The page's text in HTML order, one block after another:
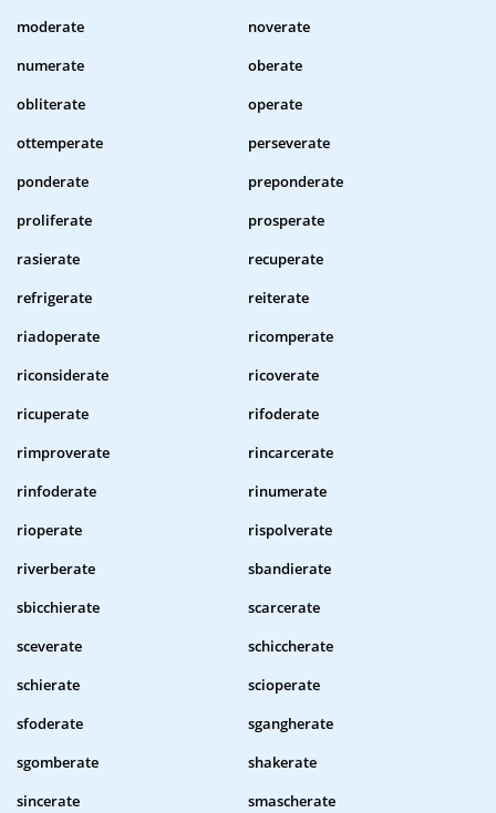
moderate
noverate
numerate
oberate
obliterate
operate
ottemperate
perseverate
ponderate
preponderate
proliferate
prosperate
rasierate
recuperate
refrigerate
reiterate
riadoperate
ricomperate
riconsiderate
ricoverate
ricuperate
rifoderate
rimproverate
rincarcerate
rinfoderate
rinumerate
rioperate
rispolverate
riverberate
sbandierate
sbicchierate
scarcerate
sceverate
schiccherate
schierate
scioperate
sfoderate
sgangherate
sgomberate
shakerate
sincerate
smascherate